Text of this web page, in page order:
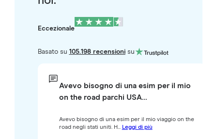
Eccezionale
Basato su 105.198 recensionisu
Avevo bisogno di una esim per il mio
on the road parchi USA…
Avevo bisogno di una esim per il mio viaggio on the
road negli stati uniti. H... Leggi di più